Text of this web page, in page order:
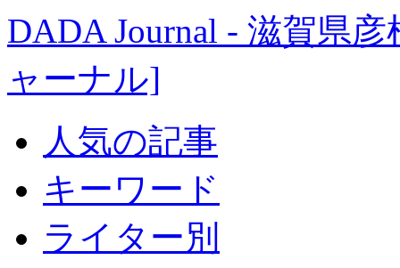
DADA Journal - 滋賀県
ャーナル]
人気の記事
キーワード
ライター別